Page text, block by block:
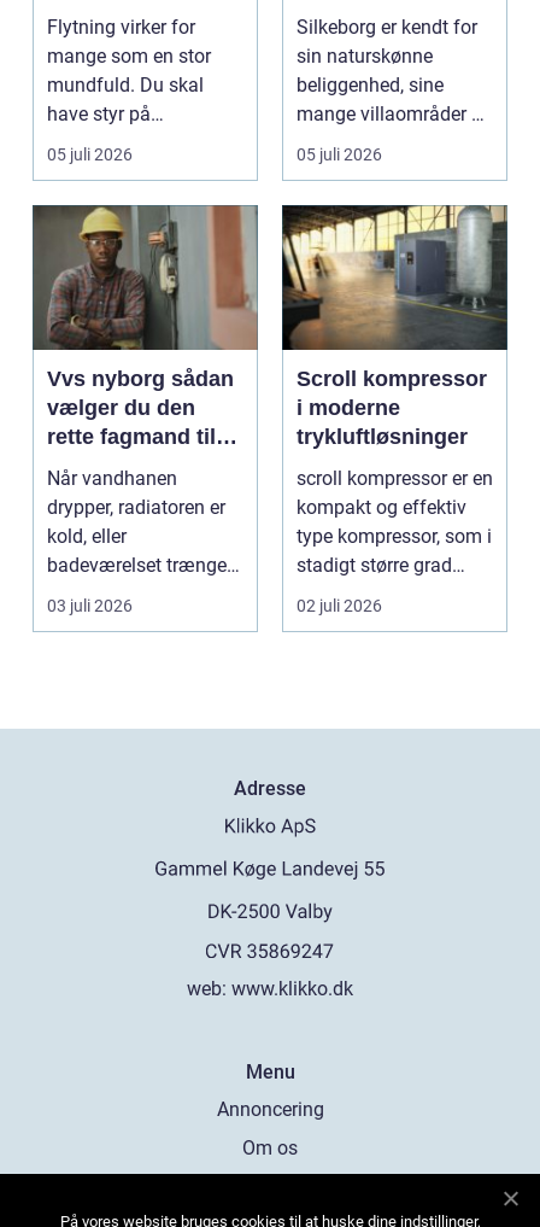
at komme videre
Flytning virker for
mange som en stor
mundfuld. Du skal
have styr på
nedpakning, tunge
l&oslas...
05 juli 2026
overkommelige
priser
Silkeborg er kendt for
sin naturskønne
beliggenhed, sine
mange villaområder og
en bland...
05 juli 2026
Vvs nyborg sådan
vælger du den
rette fagmand til
opgaven
Når vandhanen
drypper, radiatoren er
kold, eller
badeværelset trænger
til en gennemgribende
renoveri...
03 juli 2026
Scroll kompressor
i moderne
trykluftløsninger
scroll kompressor er en
kompakt og effektiv
type kompressor, som i
stadigt større grad
vælges til an...
02 juli 2026
Adresse
web: www.klikko.dk
Menu
Annoncering
Om os
På vores website bruges cookies til at huske dine indstillinger,